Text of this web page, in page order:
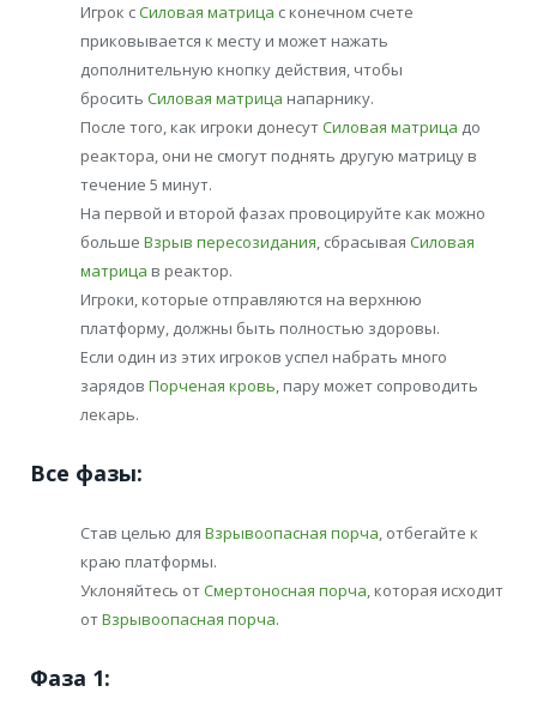
Игрок сСиловая матрица с конечном счете
приковывается к месту и может нажать
дополнительную кнопку действия, чтобы
бросить Силовая матрица напарнику.
После того, как игроки донесутСиловая матрица до
реактора, они не смогут поднять другую матрицу в
течение 5 минут.
На первой и второй фазах провоцируйте как можно
больше Взрыв пересозидания, сбрасывая Силовая
матрица в реактор.
Игроки, которые отправляются на верхнюю
платформу, должны быть полностью здоровы.
Если один из этих игроков успел набрать много
зарядов Порченая кровь, пару может сопроводить
лекарь.
Все фазы:
Став целью для Взрывоопасная порча, отбегайте к
краю платформы.
Уклоняйтесь отСмертоносная порча, которая исходит
отВзрывоопасная порча.
Фаза 1: